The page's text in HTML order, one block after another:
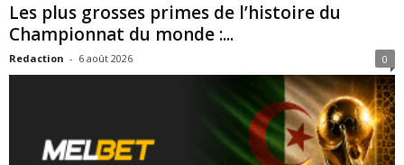
Les plus grosses primes de l’histoire du
Championnat du monde :...
Redaction - 6 août 2026 0